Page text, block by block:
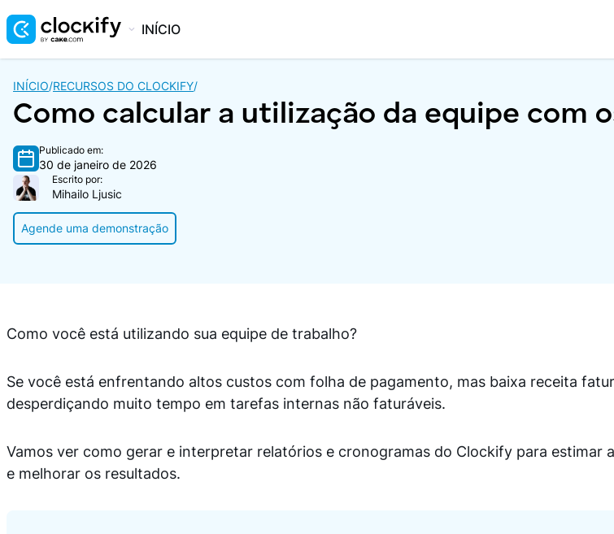
INÍCIO
INÍCIO/RECURSOS DO CLOCKIFY/
Como calcular a utilização da equipe com
Publicado em:
30 de janeiro de 2026
Escrito por:
Mihailo Ljusic
Agende uma demonstração
Como você está utilizando sua equipe de trabalho?
Se você está enfrentando altos custos com folha de pagamento, mas baixa receita
desperdiçando muito tempo em tarefas internas não faturáveis.
Vamos ver como gerar e interpretar relatórios e cronogramas do Clockify para estimar
e melhorar os resultados.